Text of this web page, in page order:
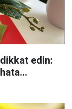
edin: